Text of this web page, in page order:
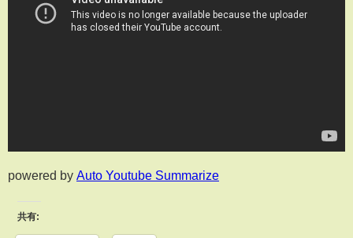
powered by Auto Youtube Summarize
共有: